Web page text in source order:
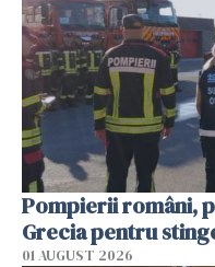
Pompierii români,
Grecia pentru
01 AUGUST 2026